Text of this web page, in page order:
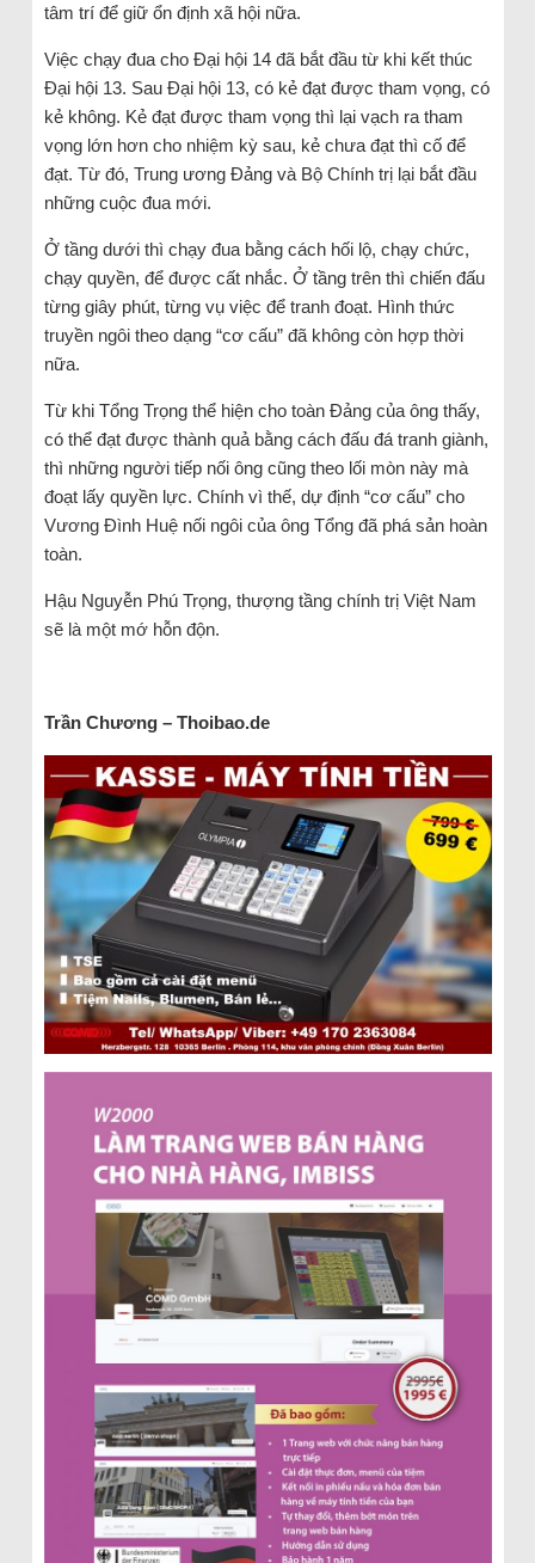
tâm trí để giữ ổn định xã hội nữa.
Việc chạy đua cho Đại hội 14 đã bắt đầu từ khi kết thúc
Đại hội 13. Sau Đại hội 13, có kẻ đạt được tham vọng, có
kẻ không. Kẻ đạt được tham vọng thì lại vạch ra tham
vọng lớn hơn cho nhiệm kỳ sau, kẻ chưa đạt thì cố để
đạt. Từ đó, Trung ương Đảng và Bộ Chính trị lại bắt đầu
những cuộc đua mới.
Ở tầng dưới thì chạy đua bằng cách hối lộ, chạy chức,
chạy quyền, để được cất nhắc. Ở tầng trên thì chiến đấu
từng giây phút, từng vụ việc để tranh đoạt. Hình thức
truyền ngôi theo dạng “cơ cấu” đã không còn hợp thời
nữa.
Từ khi Tổng Trọng thể hiện cho toàn Đảng của ông thấy,
có thể đạt được thành quả bằng cách đấu đá tranh giành,
thì những người tiếp nối ông cũng theo lối mòn này mà
đoạt lấy quyền lực. Chính vì thế, dự định “cơ cấu” cho
Vương Đình Huệ nối ngôi của ông Tổng đã phá sản hoàn
toàn.
Hậu Nguyễn Phú Trọng, thượng tầng chính trị Việt Nam
sẽ là một mớ hỗn độn.
Trần Chương – Thoibao.de